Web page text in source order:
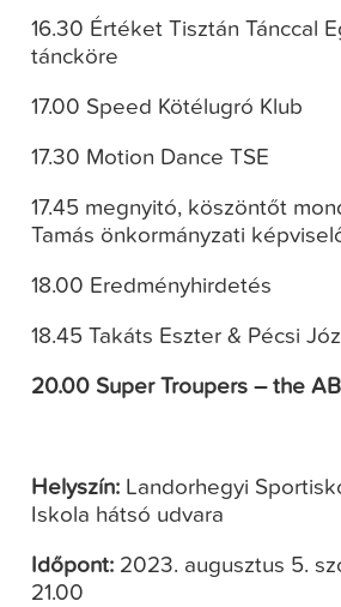
16.30 Értéket Tisztán Tánccal
táncköre
17.00 Speed Kötélugró Klub
17.30 Motion Dance TSE
17.45 megnyitó, köszöntőt
Tamás önkormányzati
18.00 Eredményhirdetés
18.45 Takáts Eszter & Pécsi
20.00 Super Troupers – the
Helyszín: Landorhegyi
Iskola hátsó udvara
Időpont: 2023. augusztus 5.
21.00